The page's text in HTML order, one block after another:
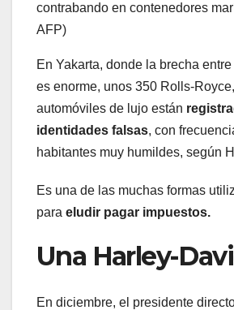
contrabando en contenedores
AFP)
En Yakarta, donde la brecha
es enorme, unos 350 Rolls-
automóviles de lujo están
identidades falsas, con
habitantes muy humildes, según
Es una de las muchas formas
para eludir pagar impuestos.
Una Harley-
En diciembre, el presidente